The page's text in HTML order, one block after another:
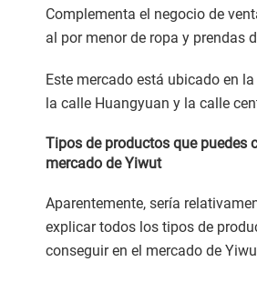
Complementa el negocio de
al por menor de ropa y prendas
Este mercado está ubicado en
la calle Huangyuan y la calle
Tipos de productos que puedes
mercado de Yiwut
Aparentemente, sería
explicar todos los tipos de
conseguir en el mercado de